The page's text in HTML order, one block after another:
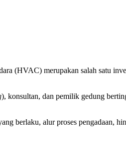
(HVAC) merupakan salah satu
), konsultan, dan pemilik gedung
berlaku, alur proses pengadaan,